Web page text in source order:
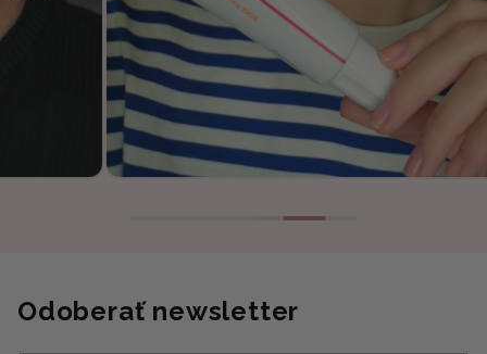
Odoberať newsletter